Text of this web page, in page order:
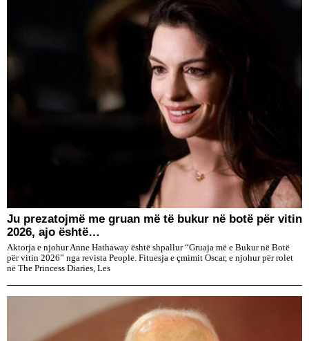
Ju prezatojmë me gruan më të bukur në botë për vitin
2026, ajo është…
Aktorja e njohur Anne Hathaway është shpallur “Gruaja më e Bukur në Botë
për vitin 2026” nga revista People. Fituesja e çmimit Oscar, e njohur për rolet
në The Princess Diaries, Les